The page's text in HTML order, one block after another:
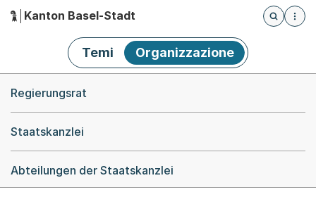
Hauptnavigation
Kanton Basel-Stadt
Öffnet
Temi Organizzazione
Regierungsrat
Staatskanzlei
Abteilungen der Staatskanzlei